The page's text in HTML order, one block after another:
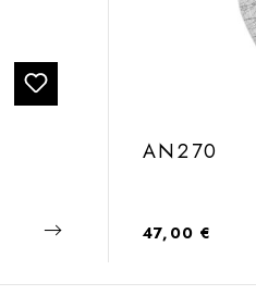
AN270
Regulärer Preis:
47,00 €